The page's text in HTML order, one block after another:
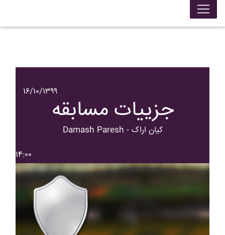
۱۶/۱۰/۱۳۹۹
جزییات مسابقه
Damash Paresh - کيان اراک
۱۴:۰۰